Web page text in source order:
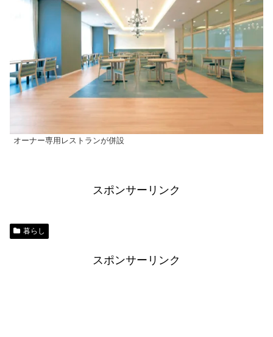
オーナー専用レストランが併設
スポンサーリンク
暮らし
スポンサーリンク